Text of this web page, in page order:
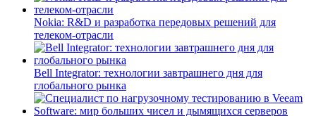
Nokia: R&D и разработка передовых решений для
телеком-отрасли
Bell Integrator: технологии завтрашнего дня для
глобального рынка